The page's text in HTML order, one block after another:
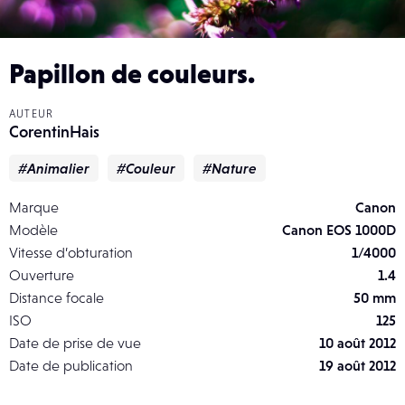
Papillon de couleurs.
AUTEUR
CorentinHais
#Animalier #Couleur #Nature
Marque
Canon
Modèle
Canon EOS 1000D
Vitesse d’obturation
1/4000
Ouverture
1.4
Distance focale
50 mm
ISO
125
Date de prise de vue
10 août 2012
Date de publication
19 août 2012